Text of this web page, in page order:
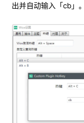
出并自动输入「cb」。